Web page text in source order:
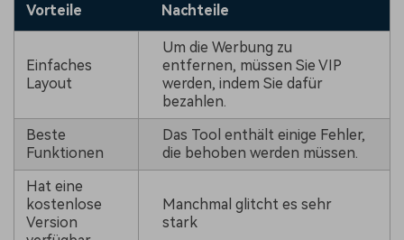
Vorteile Nachteile
Einfaches
Layout
Um die Werbung zu
entfernen, müssen Sie VIP
werden, indem Sie dafür
bezahlen.
Beste
Funktionen
Das Tool enthält einige Fehler,
die behoben werden müssen.
Hat eine
kostenlose
Version
Manchmal glitcht es sehr
stark